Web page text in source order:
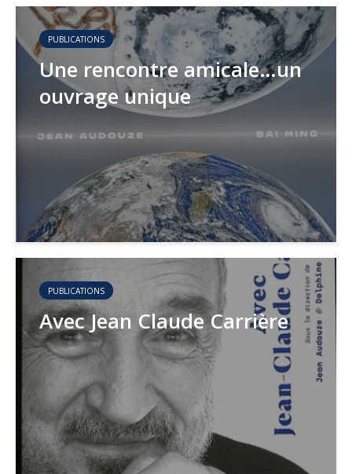
PUBLICATIONS
Une rencontre amicale…un
ouvrage unique
PUBLICATIONS
Avec Jean Claude Carrière